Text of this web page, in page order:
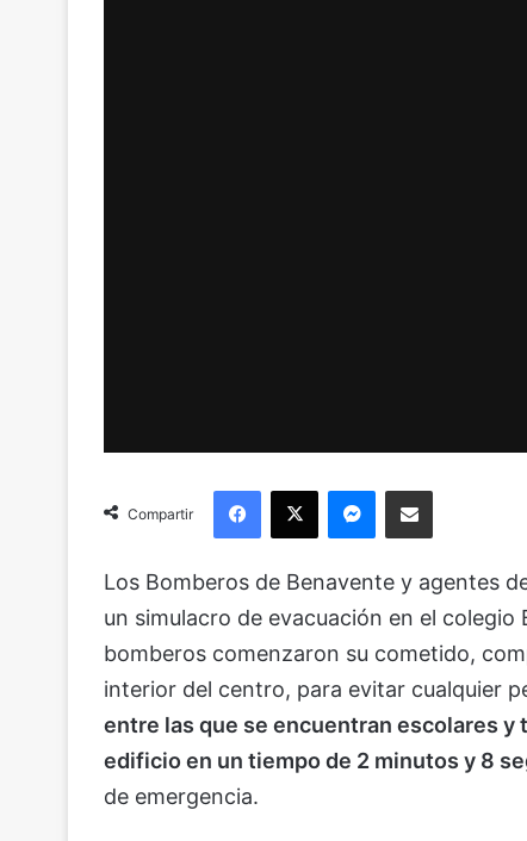
Compartir
Facebook
X Messenger
Compartir via Email
Los Bomberos de Benavente y agentes
un simulacro de evacuación en el
bomberos comenzaron su cometido,
interior del centro, para evitar cualquier
entre las que se encuentran escolares
edificio en un tiempo de 2 minutos y 8
de emergencia.